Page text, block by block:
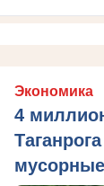
Экономика
4